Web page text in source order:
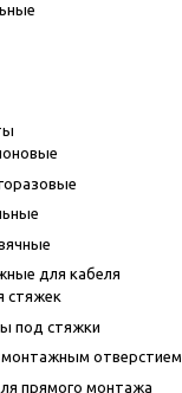
для кабеля
стяжек
под стяжки
отверстием
прямого монтажа